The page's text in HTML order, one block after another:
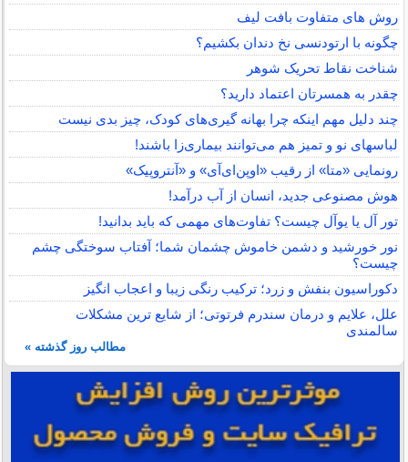
روش های متفاوت بافت لیف
چگونه با ارتودنسی نخ دندان بکشیم؟
شناخت نقاط تحریک شوهر
چقدر به همسرتان اعتماد دارید؟
چند دلیل مهم اینکه چرا بهانه گیری‌های کودک، چیز بدی نیست
لباس‎های نو و تمیز هم می‌توانند بیماری‌زا باشند!
رونمایی «متا» از رقیب «اوپن‌ای‌آی» و «آنتروپیک»
هوش مصنوعی جدید، انسان از آب درآمد!
تور آل یا یوآل چیست؟ تفاوت‌های مهمی که باید بدانید!
نور خورشید و دشمن خاموش چشمان شما؛ آفتاب سوختگی چشم
چیست؟
دکوراسیون بنفش و زرد؛ ترکیب رنگی زیبا و اعجاب انگیز
علل، علایم و درمان سندرم فرتوتی؛ از شایع ترین مشکلات
سالمندی
مطالب روز گذشته »